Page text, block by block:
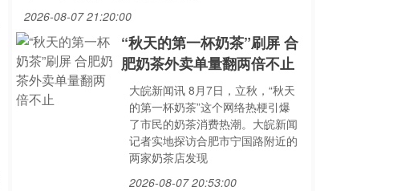
2026-08-07 21:20:00
“秋天的第一杯奶茶”刷屏 合
肥奶茶外卖单量翻两倍不止
大皖新闻讯 8月7日，立秋，“秋天
的第一杯奶茶”这个网络热梗引爆
了市民的奶茶消费热潮。大皖新闻
记者实地探访合肥市宁国路附近的
两家奶茶店发现
2026-08-07 20:53:00